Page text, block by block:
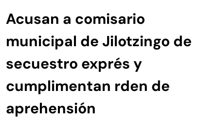
Acusan a comisario
municipal de Jilotzingo de
secuestro exprés y
cumplimentan rden de
aprehensión